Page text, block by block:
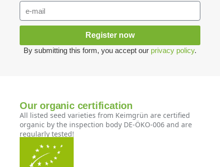
Register now
By submitting this form, you accept our privacy policy.
Our organic certification
All listed seed varieties from Keimgrün are certified
organic by the inspection body DE-ÖKO-006 and are
regularly tested!